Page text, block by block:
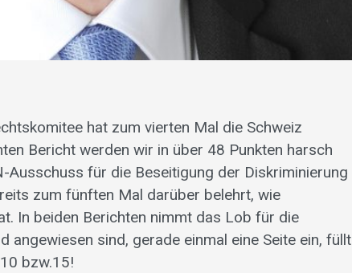
hat zum vierten Mal die Schweiz
Bericht werden wir in über 48 Punkten harsch
Ausschuss für die Beseitigung der Diskriminierung
zum fünften Mal darüber belehrt, wie
In beiden Berichten nimmt das Lob für die
angewiesen sind, gerade einmal eine Seite ein, füllt
bzw.15!